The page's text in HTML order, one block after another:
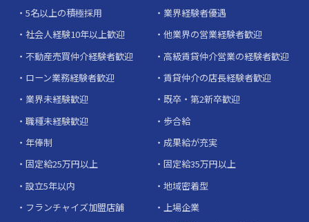
5名以上の積極採用
業界経験者優遇
社会人経験10年以上歓迎
他業界の営業経験者歓迎
不動産売買仲介経験者歓迎
高級賃貸仲介営業の経験者歓迎
ローン業務経験者歓迎
賃貸仲介の店長経験者歓迎
業界未経験歓迎
既卒・第2新卒歓迎
職種未経験歓迎
歩合給
年俸制
成果給が充実
固定給25万円以上
固定給35万円以上
設立5年以内
地域密着型
フランチャイズ加盟店舗
上場企業